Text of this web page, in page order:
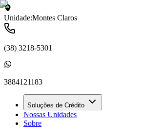
Unidade:Montes Claros
(38) 3218-5301
3884121183
Soluções de Crédito
Nossas Unidades
Sobre